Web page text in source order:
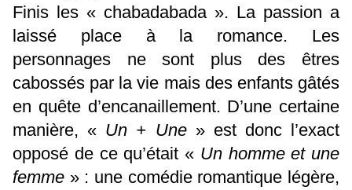
Finis les « chabadabada ». La passion a
laissé place à la romance. Les
personnages ne sont plus des êtres
cabossés par la vie mais des enfants gâtés
en quête d’encanaillement. D’une certaine
manière, « Un + Une» est donc l’exact
opposé de ce qu’était « Un homme et une
femme » : une comédie romantique légère,